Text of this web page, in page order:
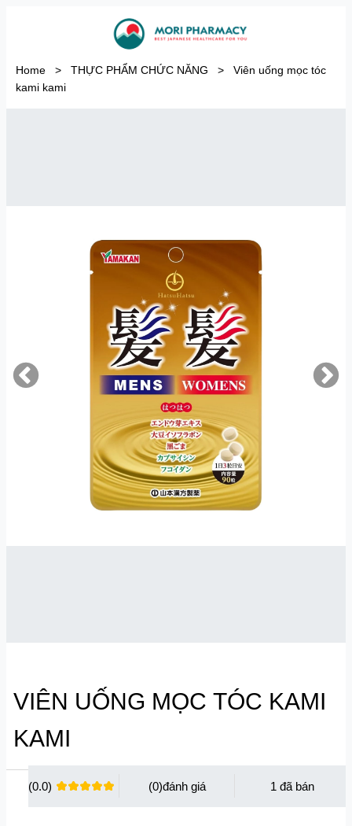
Home > THỰC PHẨM CHỨC NĂNG >
Viên uống mọc tóc
kami kami
1
(0)
(0.0)
VIÊN UỐNG MỌC TÓC KAMI
KAMI